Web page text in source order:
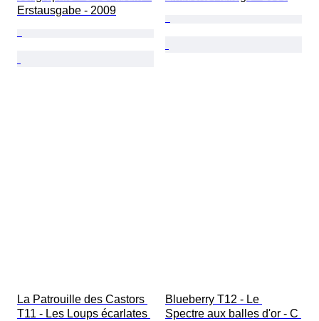
Erstausgabe - 2009
La Patrouille des Castors
T11 - Les Loups écarlates
Blueberry T12 - Le
Spectre aux balles d'or - C